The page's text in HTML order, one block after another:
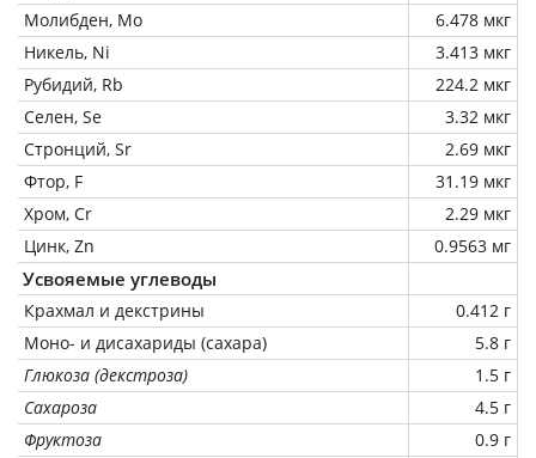
Молибден, Mo
6.478 мкг
Никель, Ni
3.413 мкг
Рубидий, Rb
224.2 мкг
Селен, Se
3.32 мкг
Стронций, Sr
2.69 мкг
Фтор, F
31.19 мкг
Хром, Cr
2.29 мкг
Цинк, Zn
0.9563 мг
Усвояемые углеводы
Крахмал и декстрины
0.412 г
Моно- и дисахариды (сахара)
5.8 г
Глюкоза (декстроза)
1.5 г
Сахароза
4.5 г
Фруктоза
0.9 г